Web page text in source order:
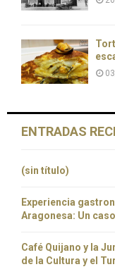
ENTRADAS
(sin título)
Experiencia
Aragonesa: Un
Café Quijano y la
de la Cultura y el